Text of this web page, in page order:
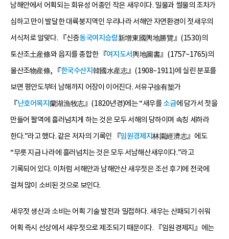
남해안에서 어획되는 회유성 어종인 작은 새우이다. 밀물과 썰물의 조차가
심하고 만이 발달한 대륙붕지역인 우리나라 서해안 자연환경이 젓새우의
서식처로 알맞다. 『신증동국여지승람新增東國輿地勝覽』(1530)의
토산조土産條와 읍지를 종합한 『여지도서輿地圖書』(1757~1765)의
물산조物産條, 『한국수산지 韓國水産志』(1908~1911)에 실린 분포를
보면 평안도부터 남해까지 어장이 이어진다. 서유구徐有榘가
『난호어목지 蘭湖漁牧志』(1820년경)에는 “새우를소금에 담가서 젓을
만들어 팔역에 흘러넘치게 하는 것은 모두 서해의 당하이며 속칭 세하라
한다.”라고 했다. 같은 저자의 기록인 『임원경제지林園經濟志』에도
“무릇 지금 나라에 흘러넘치는 것은 모두 서남해산새우이다.”라고
기록되어 있다. 이처럼 서해안과 남해안산 새우젓은 조선 후기에 전국에
걸쳐 많이 소비된 것으로 보인다.
새우젓 생산과 소비는 어획 기술 발전과 밀접하다. 새우는 산패되기 쉬워
어획 즉시 선상에서 새우젓으로 제조되기 때문이다. 『임원경제지』에는